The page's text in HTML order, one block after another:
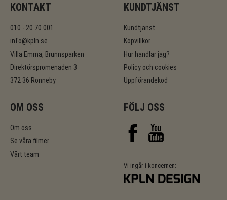
KONTAKT
010 - 20 70 001
info@kpln.se
Villa Emma, Brunnsparken
Direktörspromenaden 3
372 36 Ronneby
KUNDTJÄNST
Kundtjänst
Köpvillkor
Hur handlar jag?
Policy och cookies
Uppförandekod
OM OSS
Om oss
Se våra filmer
Vårt team
FÖLJ OSS
Vi ingår i koncernen: